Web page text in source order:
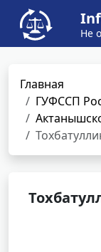
Не
Главная
ГУФССП